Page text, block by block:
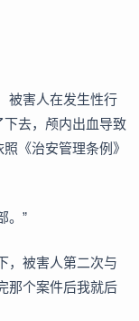
被害人在发生性行
去，颅内出血导致
《治安管理条例》
。”
，被害人第二次与
那个案件后我就后